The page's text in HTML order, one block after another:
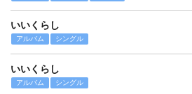
いいくらし
アルバム シングル
いいくらし
アルバム シングル